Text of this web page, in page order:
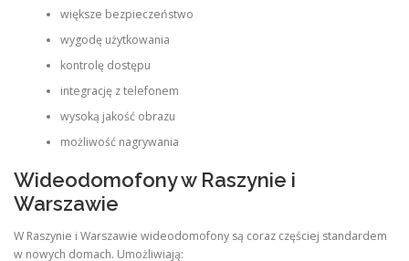
większe bezpieczeństwo
wygodę użytkowania
kontrolę dostępu
integrację z telefonem
wysoką jakość obrazu
możliwość nagrywania
Wideodomofony w Raszynie i
Warszawie
W Raszynie i Warszawie wideodomofony są coraz częściej standardem
w nowych domach. Umożliwiają: